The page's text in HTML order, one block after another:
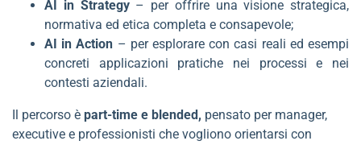
AI in Strategy– per offrire una visione strategica,
normativa ed etica completa e consapevole;
AI in Action – per esplorare con casi reali ed esempi
concreti applicazioni pratiche nei processi e nei
contesti aziendali.
Il percorso è part-time e blended, pensato per manager,
executive e professionisti che vogliono orientarsi con